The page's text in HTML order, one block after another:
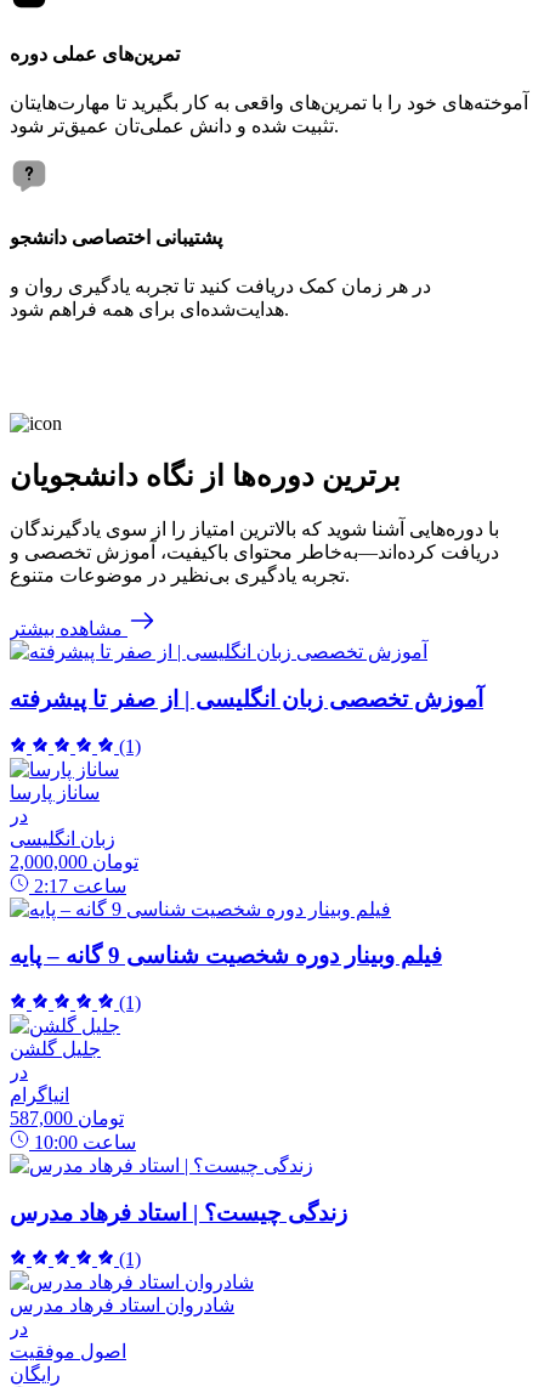
تمرین‌های عملی دوره
آموخته‌های خود را با تمرین‌های واقعی به کار بگیرید تا مهارت‌هایتان
تثبیت شده و دانش عملی‌تان عمیق‌تر شود.
پشتیبانی اختصاصی دانشجو
در هر زمان کمک دریافت کنید تا تجربه یادگیری روان و
هدایت‌شده‌ای برای همه فراهم شود.
برترین دوره‌ها از نگاه دانشجویان
با دوره‌هایی آشنا شوید که بالاترین امتیاز را از سوی یادگیرندگان
دریافت کرده‌اند—به‌خاطر محتوای باکیفیت، آموزش تخصصی و
تجربه یادگیری بی‌نظیر در موضوعات متنوع.
مشاهده بیشتر
آموزش تخصصی زبان انگلیسی | از صفر تا پیشرفته
(1)
ساناز پارسا
در
زبان انگلیسی
2,000,000 تومان
2:17 ساعت
فیلم وبینار دوره شخصیت شناسی 9 گانه – پایه
(1)
جلیل گلشن
در
انیاگرام
587,000 تومان
10:00 ساعت
زندگی چیست؟ | استاد فرهاد مدرس
(1)
شادروان استاد فرهاد مدرس
در
اصول موفقیت
رایگان